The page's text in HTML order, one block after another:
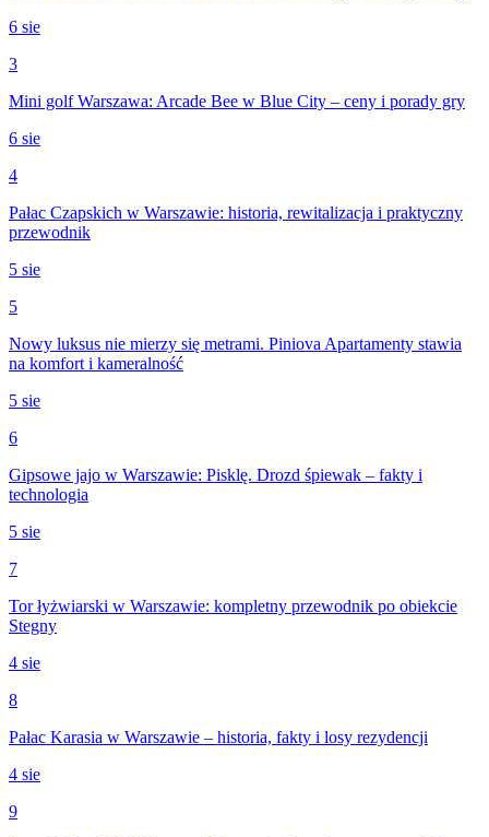
6 sie
3
Mini golf Warszawa: Arcade Bee w Blue City – ceny i porady gry
6 sie
4
Pałac Czapskich w Warszawie: historia, rewitalizacja i praktyczny
przewodnik
5 sie
5
Nowy luksus nie mierzy się metrami. Piniova Apartamenty stawia
na komfort i kameralność
5 sie
6
Gipsowe jajo w Warszawie: Pisklę. Drozd śpiewak – fakty i
technologia
5 sie
7
Tor łyżwiarski w Warszawie: kompletny przewodnik po obiekcie
Stegny
4 sie
8
Pałac Karasia w Warszawie – historia, fakty i losy rezydencji
4 sie
9